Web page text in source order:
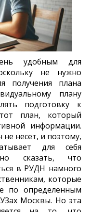
удобным для
не нужно
получения плана
плану
подготовку к
план, который
информации.
несет, и поэтому,
для себя
сказать, что
в РУДН намного
которые
по определенным
Москвы. Но эта